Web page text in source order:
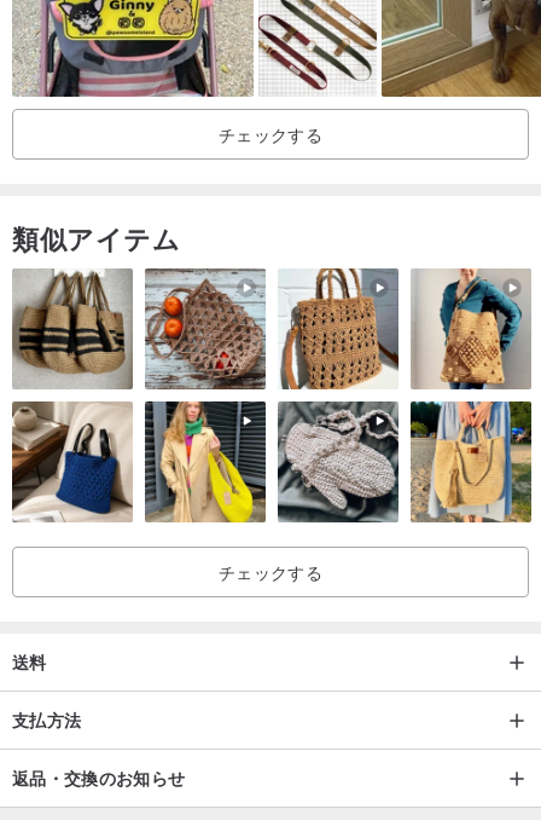
刻印する内容をメッセージに入力して送信してください。
・電話番号
・名前の書体番号
・誕生日
真鍮の取り扱い
・真鍮は長時間水に触れますとサビや色あせの原因となります。
刻印について
以内の英語が刻印可能です。
こちらの商品はオーダーメイドの商品となっております。完成まで2
発送について
当ショップは土日は休店となっており、発送作業は翌週月曜日より
チェックする
類似アイテム
チェックする
送料
支払方法
返品・交換のお知らせ